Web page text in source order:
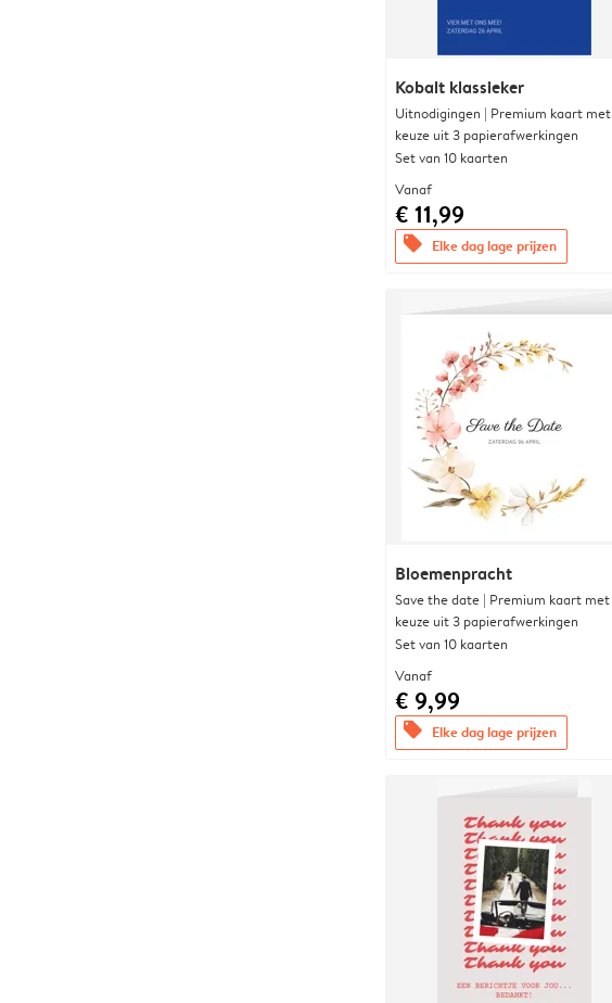
Kobalt klassieker
Uitnodigingen | Premium kaart met
keuze uit 3 papierafwerkingen
Set van 10 kaarten
Vanaf
€ 11,99
offers Elke dag lage prijzen
Bloemenpracht
Save the date | Premium kaart met
keuze uit 3 papierafwerkingen
Set van 10 kaarten
Vanaf
€ 9,99
offers Elke dag lage prijzen